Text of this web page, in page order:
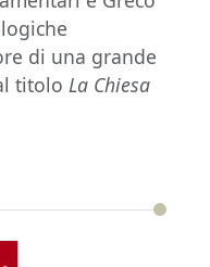
di una grande
titolo La Chiesa